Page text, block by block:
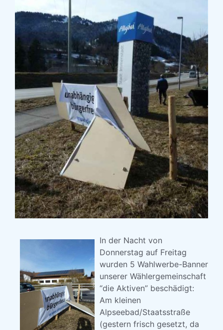
In der Nacht von
Donnerstag auf Freitag
wurden 5 Wahlwerbe-Banner
unserer Wählergemeinschaft
“die Aktiven” beschädigt:
Am kleinen
Alpseebad/Staatsstraße
(gestern frisch gesetzt, da